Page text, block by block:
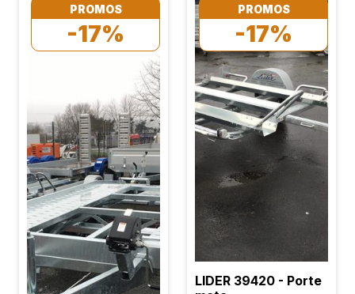
PROMOS
-17%
PROMOS
-17%
LIDER 39420 - Porte